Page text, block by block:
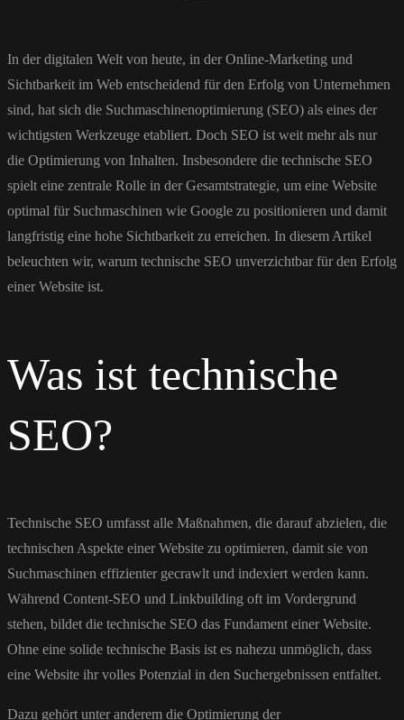
In der digitalen Welt von heute, in der Online-Marketing und
Sichtbarkeit im Web entscheidend für den Erfolg von Unternehmen
sind, hat sich die Suchmaschinenoptimierung (SEO) als eines der
wichtigsten Werkzeuge etabliert. Doch SEO ist weit mehr als nur
die Optimierung von Inhalten. Insbesondere die technische SEO
spielt eine zentrale Rolle in der Gesamtstrategie, um eine Website
optimal für Suchmaschinen wie Google zu positionieren und damit
langfristig eine hohe Sichtbarkeit zu erreichen. In diesem Artikel
beleuchten wir, warum technische SEO unverzichtbar für den Erfolg
einer Website ist.
Was ist technische
SEO?
Technische SEO umfasst alle Maßnahmen, die darauf abzielen, die
technischen Aspekte einer Website zu optimieren, damit sie von
Suchmaschinen effizienter gecrawlt und indexiert werden kann.
Während Content-SEO und Linkbuilding oft im Vordergrund
stehen, bildet die technische SEO das Fundament einer Website.
Ohne eine solide technische Basis ist es nahezu unmöglich, dass
eine Website ihr volles Potenzial in den Suchergebnissen entfaltet.
Dazu gehört unter anderem die Optimierung der